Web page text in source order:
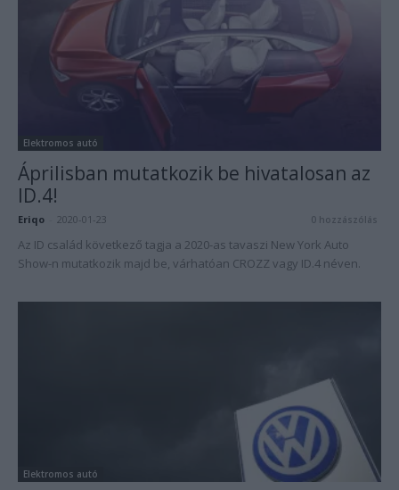
Elektromos autó
Áprilisban mutatkozik be hivatalosan az
ID.4!
Eriqo 2020-01-23 0 hozzászólás
Az ID család következő tagja a 2020-as tavaszi New York Auto
Show-n mutatkozik majd be, várhatóan CROZZ vagy ID.4 néven.
Elektromos autó